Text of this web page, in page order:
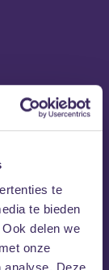
te
te bieden
delen we
onze